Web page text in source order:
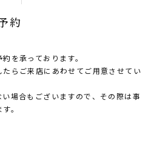
約
を承っております。
らご来店にあわせてご用意させてい
場合もございますので、その際は事
。